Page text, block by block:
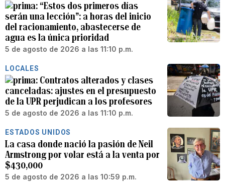
“Estos dos primeros días
serán una lección”: a horas del inicio
del racionamiento, abastecerse de
agua es la única prioridad
5 de agosto de 2026 a las 11:10 p.m.
LOCALES
Contratos alterados y clases
canceladas: ajustes en el presupuesto
de la UPR perjudican a los profesores
5 de agosto de 2026 a las 11:10 p.m.
ESTADOS UNIDOS
La casa donde nació la pasión de Neil
Armstrong por volar está a la venta por
$430,000
5 de agosto de 2026 a las 10:59 p.m.